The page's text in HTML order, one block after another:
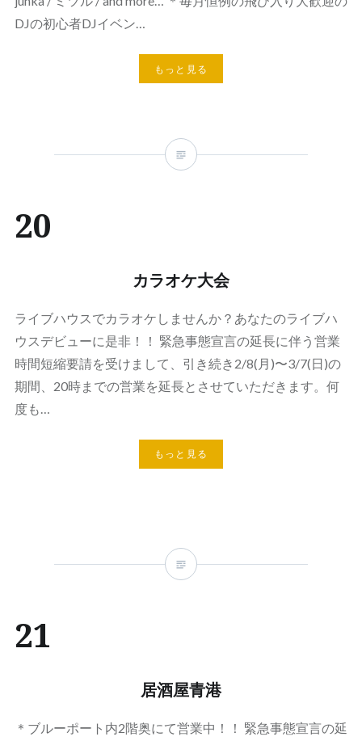
DJの初心者DJイベン…
もっと見る
20
カラオケ大会
ライブハウスでカラオケしませんか？あなたのライブハ
ウスデビューに是非！！ 緊急事態宣言の延長に伴う営業
時間短縮要請を受けまして、引き続き2/8(月)〜3/7(日)の
期間、20時までの営業を延長とさせていただきます。何
度も…
もっと見る
21
居酒屋青港
＊ブルーポート内2階奥にて営業中！！ 緊急事態宣言の延